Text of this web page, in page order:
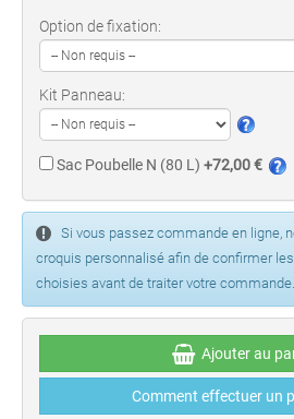
Ajouter au
Comment effectuer un
Si vous passez commande en ligne,
croquis personnalisé afin de confirmer
choisies avant de traiter votre commande.
Option de fixation:
Kit Panneau:
Sac Poubelle N (80 L) +72,00 €